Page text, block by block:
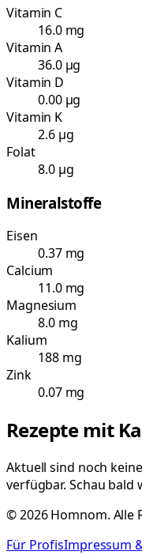
Vitamin C
16.0 mg
Vitamin A
36.0 µg
Vitamin D
0.00 µg
Vitamin K
2.6 µg
Folat
8.0 µg
Mineralstoffe
Eisen
0.37 mg
Calcium
11.0 mg
Magnesium
8.0 mg
Kalium
188 mg
Zink
0.07 mg
Rezepte mit
Aktuell sind noch
verfügbar. Schau bald
©2026Homnom. Alle
Für ProfisImpressum